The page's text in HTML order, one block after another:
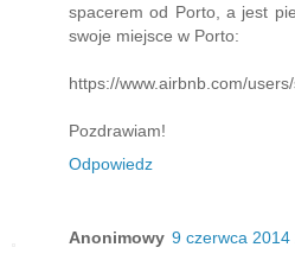
spacerem od Porto, a jest
swoje miejsce w Porto:
https://www.airbnb.com/
Pozdrawiam!
Odpowiedz
Anonimowy 9 czerwca 2014